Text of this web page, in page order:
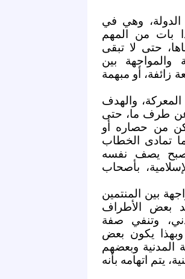
وهي في
بات من المهم
حتى لا تبقى
والمواجهة بين
زائفة، أو مبهمة
والهدف
عن طرف ما، حتى
من حصاره أو
تمادى الخطاب
وأصبح يصف نفسه
بأصحاب
بين المنتمين
بعض الأطراف
وتنفي صفة
وبهذا يكون بعض
المدنية وبعضهم
يتم اتهامه بأنه